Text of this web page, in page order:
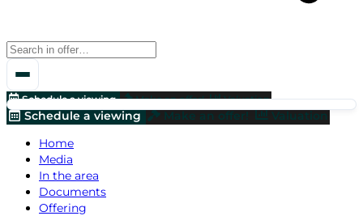
Schedule a viewing Make an offer! Valuation
Schedule a viewing Make an offer!
Valuation
Home
Media
In the area
Documents
Offering